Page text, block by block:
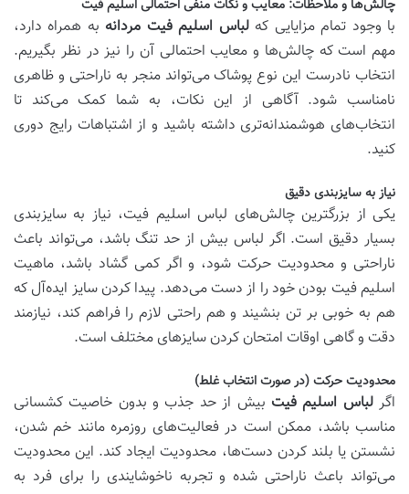
چالش‌ها و ملاحظات: معایب و نکات منفی احتمالی اسلیم فیت
با وجود تمام مزایایی که لباس اسلیم فیت مردانه به همراه دارد،
مهم است که چالش‌ها و معایب احتمالی آن را نیز در نظر بگیریم.
انتخاب نادرست این نوع پوشاک می‌تواند منجر به ناراحتی و ظاهری
نامناسب شود. آگاهی از این نکات، به شما کمک می‌کند تا
انتخاب‌های هوشمندانه‌تری داشته باشید و از اشتباهات رایج دوری
کنید.
نیاز به سایزبندی دقیق
یکی از بزرگترین چالش‌های لباس اسلیم فیت، نیاز به سایزبندی
بسیار دقیق است. اگر لباس بیش از حد تنگ باشد، می‌تواند باعث
ناراحتی و محدودیت حرکت شود، و اگر کمی گشاد باشد، ماهیت
اسلیم فیت بودن خود را از دست می‌دهد. پیدا کردن سایز ایده‌آل که
هم به خوبی بر تن بنشیند و هم راحتی لازم را فراهم کند، نیازمند
دقت و گاهی اوقات امتحان کردن سایزهای مختلف است.
محدودیت حرکت (در صورت انتخاب غلط)
اگر لباس اسلیم فیت بیش از حد جذب و بدون خاصیت کشسانی
مناسب باشد، ممکن است در فعالیت‌های روزمره مانند خم شدن،
نشستن یا بلند کردن دست‌ها، محدودیت ایجاد کند. این محدودیت
می‌تواند باعث ناراحتی شده و تجربه ناخوشایندی را برای فرد به